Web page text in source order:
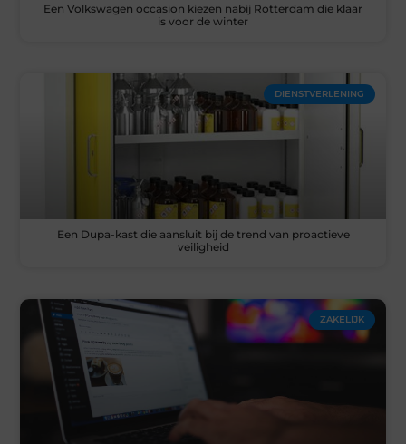
Een Volkswagen occasion kiezen nabij Rotterdam die klaar
is voor de winter
DIENSTVERLENING
Een Dupa-kast die aansluit bij de trend van proactieve
veiligheid
ZAKELIJK